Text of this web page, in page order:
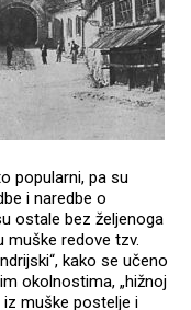
popularni, pa su
i naredbe o
ostale bez željenoga
muške redove tzv.
kako se učeno
okolnostima, „hižnoj
muške postelje i